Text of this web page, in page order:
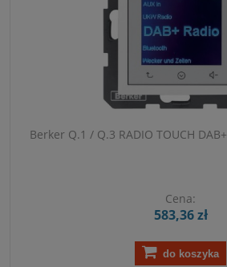
Berker Q.1 / Q.3 RADIO TOUCH DAB+
Cena:
583,36 zł
do koszyka